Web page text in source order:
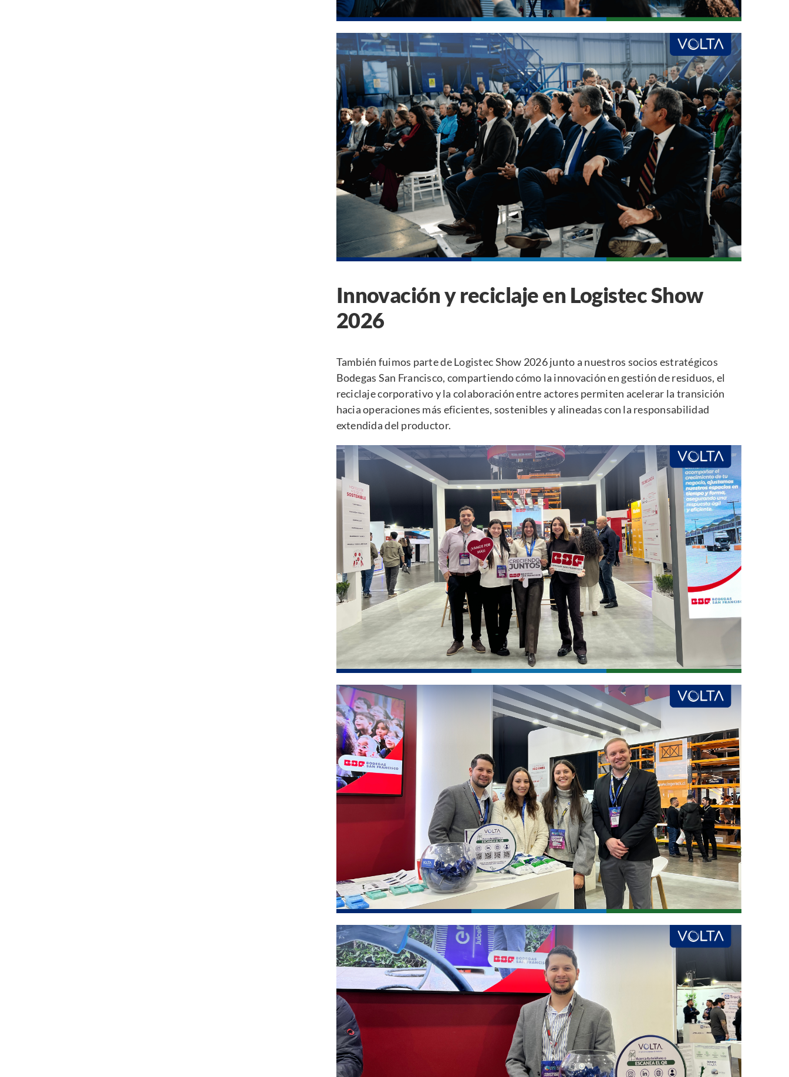
Innovación y reciclaje en Logistec Show
2026
También fuimos parte deLogistec Show 2026 junto a nuestros socios estratégicos
Bodegas San Francisco, compartiendo cómo la innovación en gestión de residuos, el
reciclaje corporativo y la colaboración entre actores permiten acelerar la transición
hacia operaciones más eficientes, sostenibles y alineadas con la responsabilidad
extendida del productor.